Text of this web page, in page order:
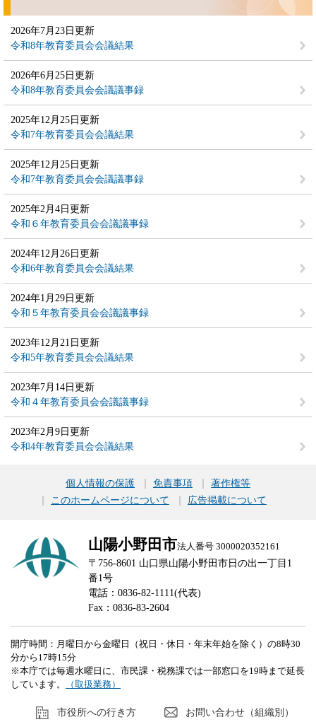
2026年7月23日更新
令和8年教育委員会会議結果
2026年6月25日更新
令和8年教育委員会会議議事録
2025年12月25日更新
令和7年教育委員会会議結果
2025年12月25日更新
令和7年教育委員会会議議事録
2025年2月4日更新
令和６年教育委員会会議議事録
2024年12月26日更新
令和6年教育委員会会議結果
2024年1月29日更新
令和５年教育委員会会議議事録
2023年12月21日更新
令和5年教育委員会会議結果
2023年7月14日更新
令和４年教育委員会会議議事録
2023年2月9日更新
令和4年教育委員会会議結果
個人情報の保護 免責事項
著作権等
このホームページについて
広告掲載について
山陽小野田市法人番号 3000020352161
〒756-8601 山口県山陽小野田市日の出一丁目1
番1号
電話：0836-82-1111(代表)
Fax：0836-83-2604
開庁時間：月曜日から金曜日（祝日・休日・年末年始を除く）の8時30
分から17時15分
※本庁では毎週水曜日に、市民課・税務課では一部窓口を19時まで延長
しています。
（取扱業務）
市役所への行き方 お問い合わせ（組織別）